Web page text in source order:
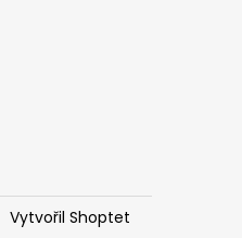
Vytvořil Shoptet